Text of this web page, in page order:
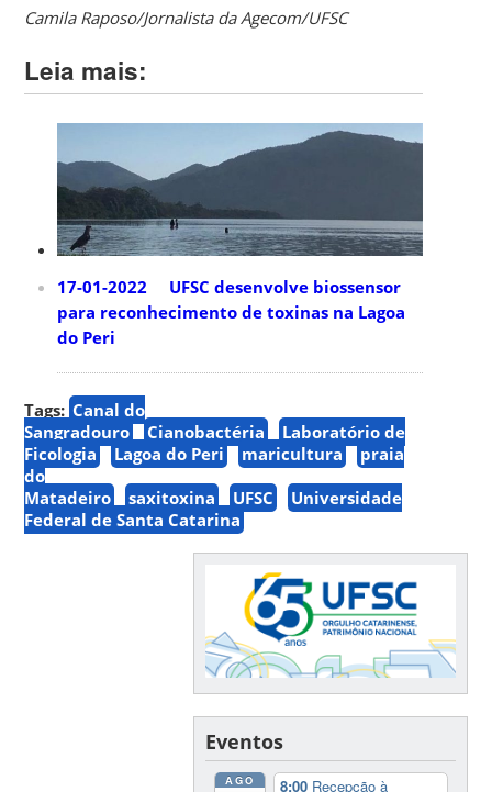
Camila Raposo/Jornalista da Agecom/UFSC
Leia mais:
17-01-2022 UFSC desenvolve biossensor
para reconhecimento de toxinas na Lagoa
do Peri
Tags: Canal do
Sangradouro
Cianobactéria
Laboratório de
Ficologia
Lagoa do Peri maricultura
praia
do
Matadeiro
saxitoxina UFSC
Universidade
Federal de Santa Catarina
Eventos
AGO 8:00 Recepção à